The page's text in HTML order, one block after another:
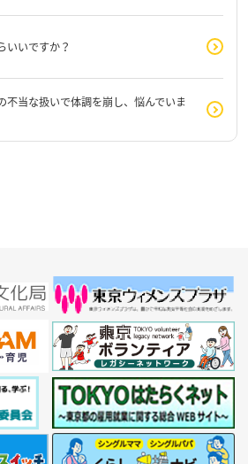
いいですか？
不当な扱いで体調を崩し、悩んでいま